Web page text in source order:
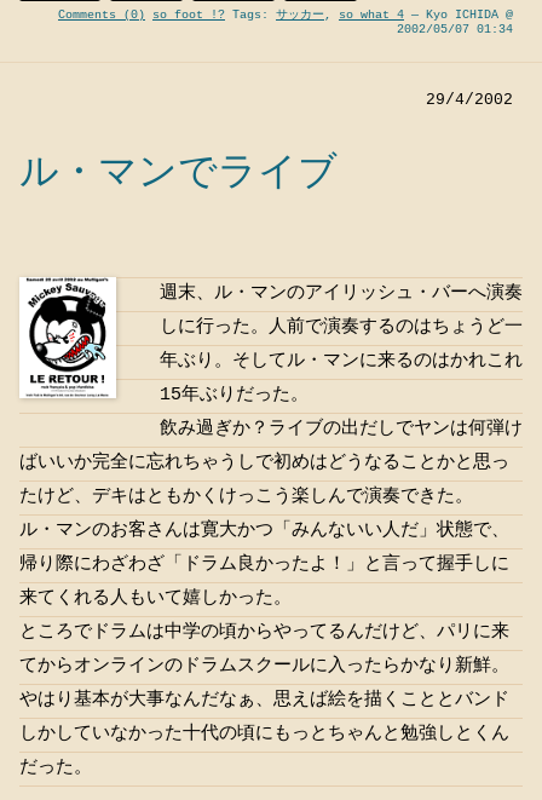
Comments (0) so foot !? Tags: サッカー , so what 4 — Kyo ICHIDA @
2002/05/07 01:34
29/4/2002
ル・マンでライブ
週末、ル・マンのアイリッシュ・バーへ演奏
しに行った。人前で演奏するのはちょうど一
年ぶり。そしてル・マンに来るのはかれこれ
15年ぶりだった。
飲み過ぎか？ライブの出だしでヤンは何弾け
ばいいか完全に忘れちゃうしで初めはどうなることかと思っ
たけど、デキはともかくけっこう楽しんで演奏できた。
ル・マンのお客さんは寛大かつ「みんないい人だ」状態で、
帰り際にわざわざ「ドラム良かったよ！」と言って握手しに
来てくれる人もいて嬉しかった。
ところでドラムは中学の頃からやってるんだけど、パリに来
てからオンラインのドラムスクールに入ったらかなり新鮮。
やはり基本が大事なんだなぁ、思えば絵を描くこととバンド
しかしていなかった十代の頃にもっとちゃんと勉強しとくん
だった。